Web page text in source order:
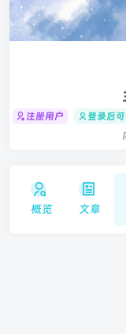
注册用户 登录后
概览 文章